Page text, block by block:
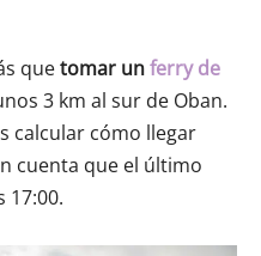
quetomar unferry de
3 km al sur de Oban.
calcular cómo llegar
cuenta que el último
17:00.